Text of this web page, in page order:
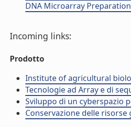
DNA Microarray
Incoming links:
Prodotto
Institute of agricultural
Tecnologie ad Array e di
Sviluppo di un cyberspazio
Conservazione delle risorse